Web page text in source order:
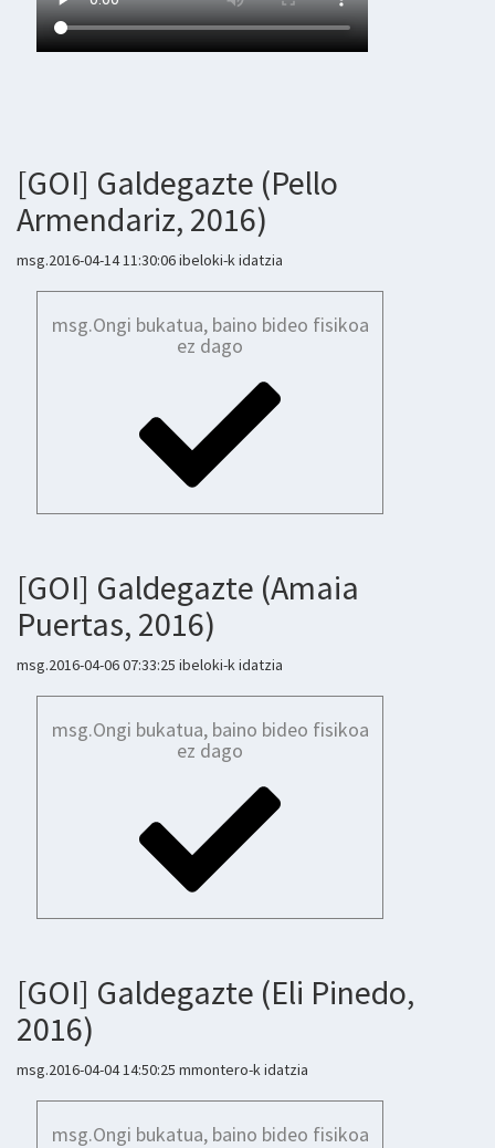
[GOI] Galdegazte (Pello
Armendariz, 2016)
msg.2016-04-14 11:30:06 ibeloki-k idatzia
msg.Ongi bukatua, baino bideo fisikoa
ez dago
[GOI] Galdegazte (Amaia
Puertas, 2016)
msg.2016-04-06 07:33:25 ibeloki-k idatzia
msg.Ongi bukatua, baino bideo fisikoa
ez dago
[GOI] Galdegazte (Eli Pinedo,
2016)
msg.2016-04-04 14:50:25 mmontero-k idatzia
msg.Ongi bukatua, baino bideo fisikoa